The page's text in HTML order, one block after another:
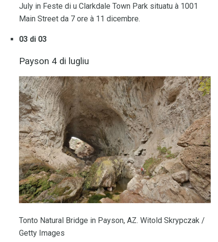
July in Feste di u Clarkdale Town Park situatu à 1001
Main Street da 7 ore à 11 dicembre.
03 di 03
Payson 4 di lugliu
Tonto Natural Bridge in Payson, AZ. Witold Skrypczak /
Getty Images